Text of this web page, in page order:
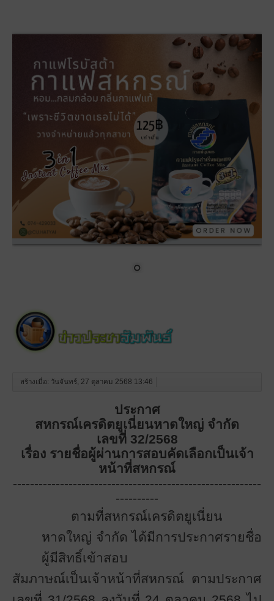
สร้างเมื่อ: วันจันทร์, 27 ตุลาคม 2568 13:46
ประกาศ
สหกรณ์เครดิตยูเนี่ยนหาดใหญ่ จำกัด
เลขที่ 32/2568
เรื่อง รายชื่อผู้ผ่านการสอบคัดเลือกเป็นเจ้า
หน้าที่สหกรณ์
----------------------------------------------------------
----------
ตามที่สหกรณ์เครดิตยูเนี่ยน
หาดใหญ่ จำกัด ได้มีการประกาศรายชื่อ
ผู้มีสิทธิ์เข้าสอบ
สัมภาษณ์เป็นเจ้าหน้าที่สหกรณ์ ตามประกาศ